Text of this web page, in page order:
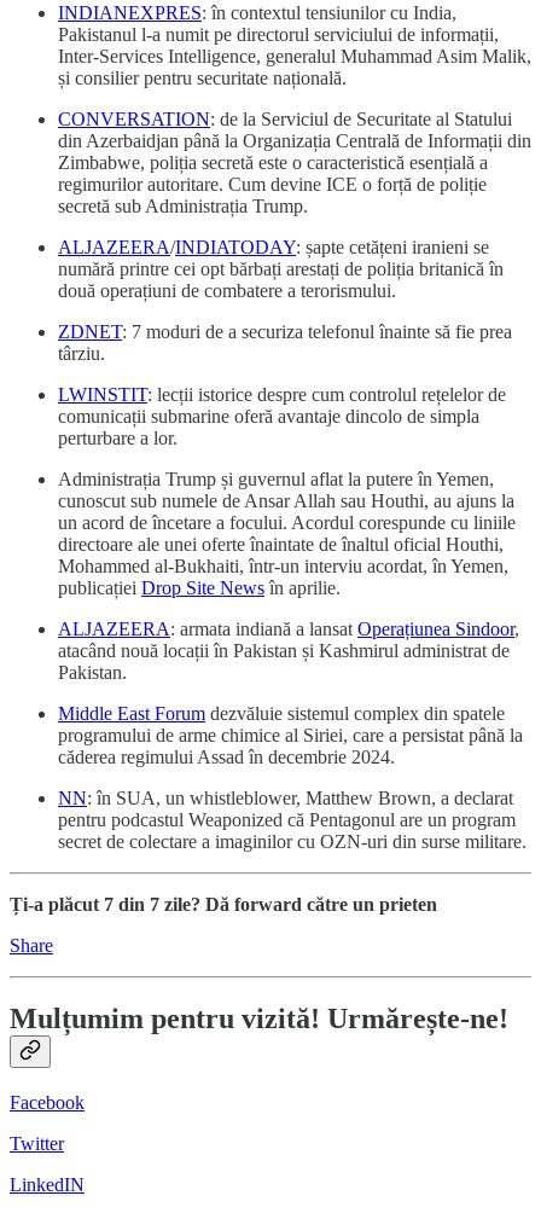
INDIANEXPRES: în contextul tensiunilor cu India,
Pakistanul l-a numit pe directorul serviciului de informații,
Inter-Services Intelligence, generalul Muhammad Asim Malik,
și consilier pentru securitate națională.
CONVERSATION: de la Serviciul de Securitate al Statului
din Azerbaidjan până la Organizația Centrală de Informații din
Zimbabwe, poliția secretă este o caracteristică esențială a
regimurilor autoritare. Cum devine ICE o forță de poliție
secretă sub Administrația Trump.
ALJAZEERA/INDIATODAY: șapte cetățeni iranieni se
numără printre cei opt bărbați arestați de poliția britanică în
două operațiuni de combatere a terorismului.
ZDNET: 7 moduri de a securiza telefonul înainte să fie prea
târziu.
LWINSTIT: lecții istorice despre cum controlul rețelelor de
comunicații submarine oferă avantaje dincolo de simpla
perturbare a lor.
Administrația Trump și guvernul aflat la putere în Yemen,
cunoscut sub numele de Ansar Allah sau Houthi, au ajuns la
un acord de încetare a focului. Acordul corespunde cu liniile
directoare ale unei oferte înaintate de înaltul oficial Houthi,
Mohammed al-Bukhaiti, într-un interviu acordat, în Yemen,
publicației Drop Site Newsîn aprilie.
ALJAZEERA: armata indiană a lansat Operațiunea Sindoor,
atacând nouă locații în Pakistan și Kashmirul administrat de
Pakistan.
Middle East Forum dezvăluie sistemul complex din spatele
programului de arme chimice al Siriei, care a persistat până la
căderea regimului Assad în decembrie 2024.
NN: în SUA, un whistleblower, Matthew Brown, a declarat
pentru podcastul Weaponized că Pentagonul are un program
secret de colectare a imaginilor cu OZN-uri din surse militare.
Ți-a plăcut 7 din 7 zile? Dă forward către un prieten
Share
Mulțumim pentru vizită! Urmărește-ne!
Facebook
Twitter
LinkedIN